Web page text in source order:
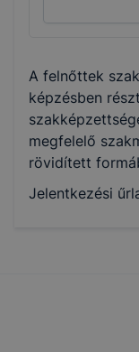
A felnőttek
képzésben
megfelelő
rövidített
Jelentkezési